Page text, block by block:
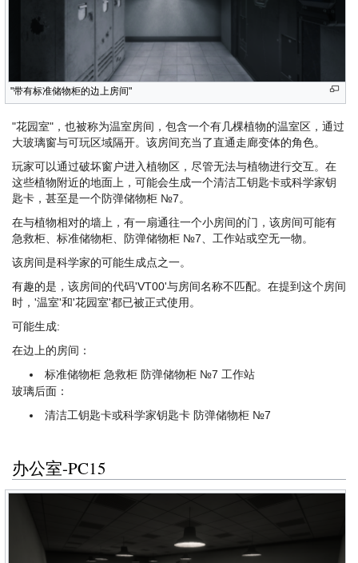
"带有标准储物柜的边上房间"
"花园室"，也被称为温室房间，包含一个有几棵植物的温室区，通过
大玻璃窗与可玩区域隔开。该房间充当了直通走廊变体的角色。
玩家可以通过破坏窗户进入植物区，尽管无法与植物进行交互。在
这些植物附近的地面上，可能会生成一个清洁工钥匙卡或科学家钥
匙卡，甚至是一个防弹储物柜 №7。
在与植物相对的墙上，有一扇通往一个小房间的门，该房间可能有
急救柜、标准储物柜、防弹储物柜 №7、工作站或空无一物。
该房间是科学家的可能生成点之一。
有趣的是，该房间的代码'VT00'与房间名称不匹配。在提到这个房间
时，'温室'和'花园室'都已被正式使用。
可能生成:
在边上的房间：
标准储物柜 急救柜 防弹储物柜 №7 工作站
玻璃后面：
清洁工钥匙卡或科学家钥匙卡 防弹储物柜 №7
办公室-PC15